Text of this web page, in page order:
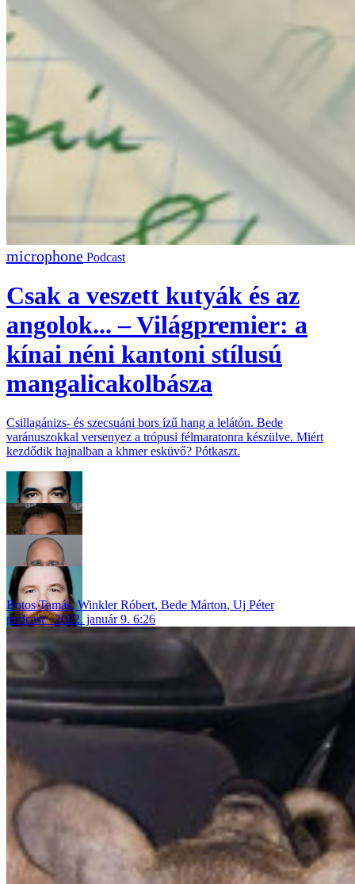
Podcast
Csak a veszett kutyák és az
angolok... – Világpremier: a
kínai néni kantoni stílusú
mangalicakolbásza
Csillagánizs- és szecsuáni bors ízű hang a lelátón. Bede
varánuszokkal versenyez a trópusi félmaratonra készülve. Miért
kezdődik hajnalban a khmer esküvő? Pótkaszt.
Botos Tamás,Winkler Róbert, Bede Márton, Uj Péter
podcast
2022. január 9. 6:26